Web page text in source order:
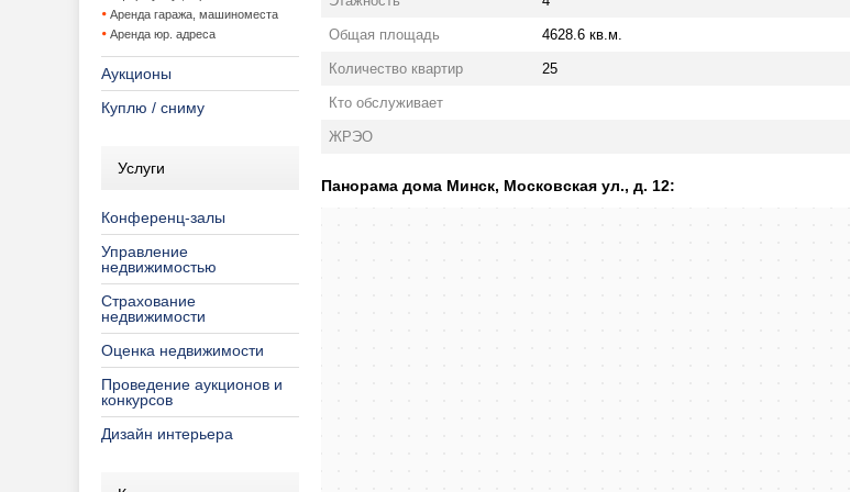
Аренда гаража, машиноместа
Аренда юр. адреса
Аукционы
Куплю / сниму
Услуги
Конференц-залы
Управление
недвижимостью
Страхование
недвижимости
Оценка недвижимости
Проведение аукционов и
конкурсов
Дизайн интерьера
Общая площадь 4628.6 кв.м.
Количество квартир 25
Кто обслуживает
ЖРЭО
Панорама дома Минск, Московская ул., д. 12: